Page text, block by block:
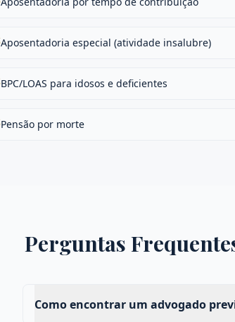
Aposentadoria especial (atividade insalubre)
BPC/LOAS para idosos e deficientes
Pensão por morte
Perguntas
Como encontrar um advogado